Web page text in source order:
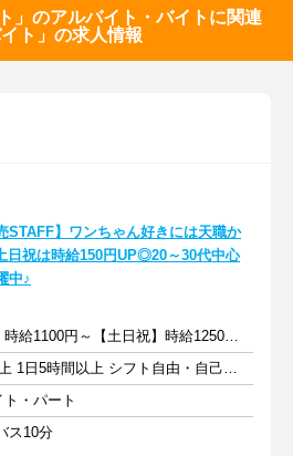
」のアルバイト・バイトに関連
ト」の求人情報
STAFF】ワンちゃん好きには天職か
日祝は時給150円UP◎20～30代中心
中♪
【平日】時給1100円～【土日祝】時給1250円～＋交通費規定支給
週2日以上 1日5時間以上 シフト自由・自己申告
・パート
ス10分